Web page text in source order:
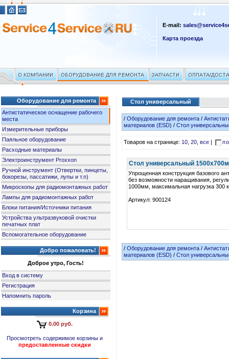
E-mail:
Карта проезда
Оборудование для ремонта
Антистатическое оснащение рабочего
места
Измерительные приборы
Паяльное оборудование
Расходные материалы
Электроинструмент Proxxon
Ручной инструмент (Отвертки, пинцеты,
бокорезы, пассатижи, лупы и т.п)
Микроскопы для радиомонтажных работ
Лампы для радиомонтажных работ
Блоки питания/Источники питания
Устройства ультразвуковой очистки
печатных плат
Вспомогательное оборудование
Добро пожаловать!
Доброе утро, Гость!
Вход в систему
Регистрация
Напомнить пароль
Корзина
0.00 руб.
Просмотреть содержимое корзины и
предоставленные скидки
Стол универсальный
/Оборудование для ремонта /
материалов (ESD) /Стол
Товаров на странице:10,20,все
Стол универсальный
Упрощенная конструкция базового
без возможности наращивания,
1000мм, максимальная нагрузка 300
Артикул: 900124
/Оборудование для ремонта /
материалов (ESD) /Стол